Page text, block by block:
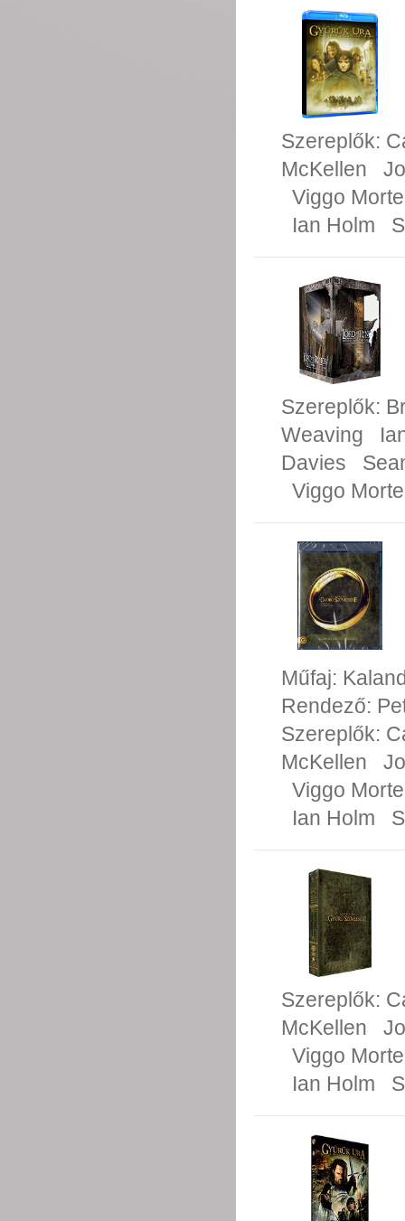
Szereplők:
McKellen
Viggo
Ian Holm
Szereplők:
Weaving
Davies
Viggo
Műfaj:
Rendező:
Szereplők:
McKellen
Viggo
Ian Holm
Szereplők:
McKellen
Viggo
Ian Holm